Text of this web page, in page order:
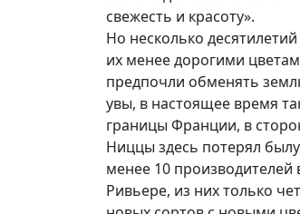
свежесть и красоту».
Но несколько
их менее дорогими
предпочли обменять
увы, в настоящее время
границы Франции, в
Ниццы здесь потерял
менее 10
Ривьере, из них только